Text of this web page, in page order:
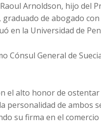
Arnoldson, hijo del
graduado de abogado
en la Universidad de
Cónsul General de
el alto honor de ostentar
personalidad de ambos
su firma en el